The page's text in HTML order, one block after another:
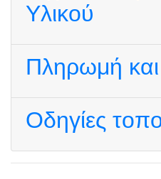
Υλικού
Πληρωμή
Οδηγίες